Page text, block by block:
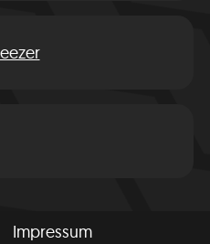
Impressum